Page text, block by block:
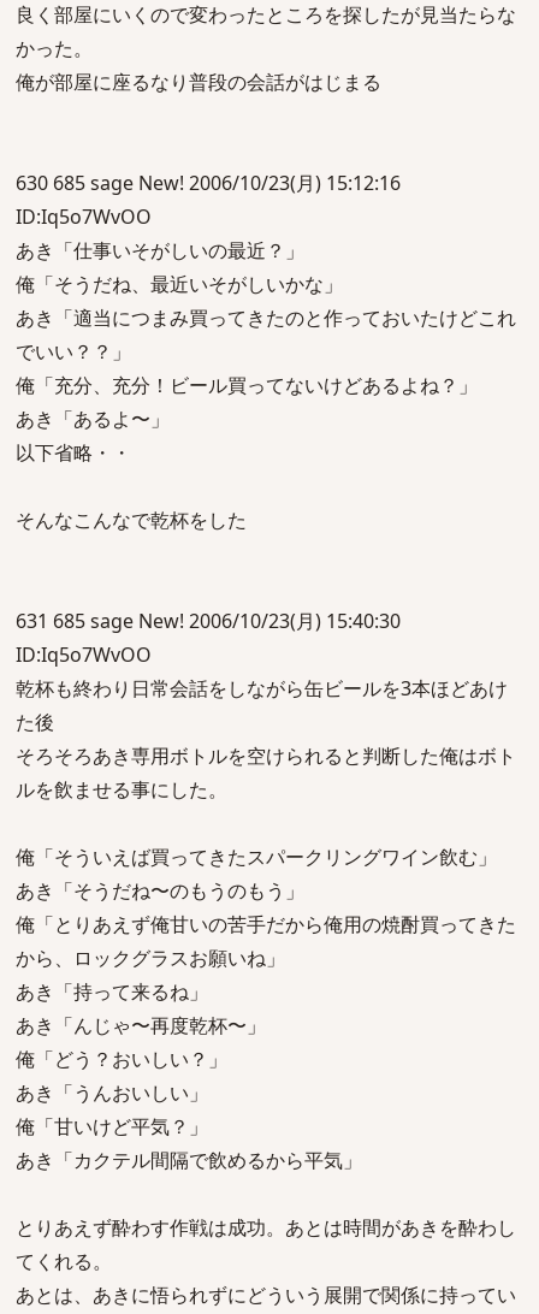
良く部屋にいくので変わったところを探したが見当たらな
かった。
俺が部屋に座るなり普段の会話がはじまる
630 685 sage New! 2006/10/23(月) 15:12:16
ID:Iq5o7WvOO
あき「仕事いそがしいの最近？」
俺「そうだね、最近いそがしいかな」
あき「適当につまみ買ってきたのと作っておいたけどこれ
でいい？？」
俺「充分、充分！ビール買ってないけどあるよね？」
あき「あるよ〜」
以下省略・・
そんなこんなで乾杯をした
631 685 sage New! 2006/10/23(月) 15:40:30
ID:Iq5o7WvOO
乾杯も終わり日常会話をしながら缶ビールを3本ほどあけ
た後
そろそろあき専用ボトルを空けられると判断した俺はボト
ルを飲ませる事にした。
俺「そういえば買ってきたスパークリングワイン飲む」
あき「そうだね〜のもうのもう」
俺「とりあえず俺甘いの苦手だから俺用の焼酎買ってきた
から、ロックグラスお願いね」
あき「持って来るね」
あき「んじゃ〜再度乾杯〜」
俺「どう？おいしい？」
あき「うんおいしい」
俺「甘いけど平気？」
あき「カクテル間隔で飲めるから平気」
とりあえず酔わす作戦は成功。あとは時間があきを酔わし
てくれる。
あとは、あきに悟られずにどういう展開で関係に持ってい